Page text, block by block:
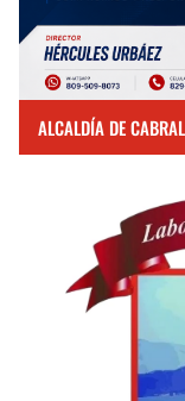
ALCALDÍA DE CABRAL